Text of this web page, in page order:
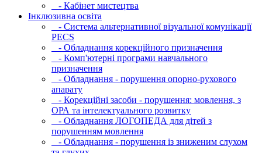
- Кабінет мистецтва
Інклюзивна освіта
- Система альтернативної візуальної комунікації
PECS
- Обладнання корекційного призначення
- Комп'ютерні програми навчального
призначення
- Обладнання - порушення опорно-рухового
апарату
- Корекційні засоби - порушення: мовлення, з
ОРА та інтелектуального розвитку
- Обладнання ЛОГОПЕДА для дітей з
порушенням мовлення
- Обладнання - порушення із зниженим слухом